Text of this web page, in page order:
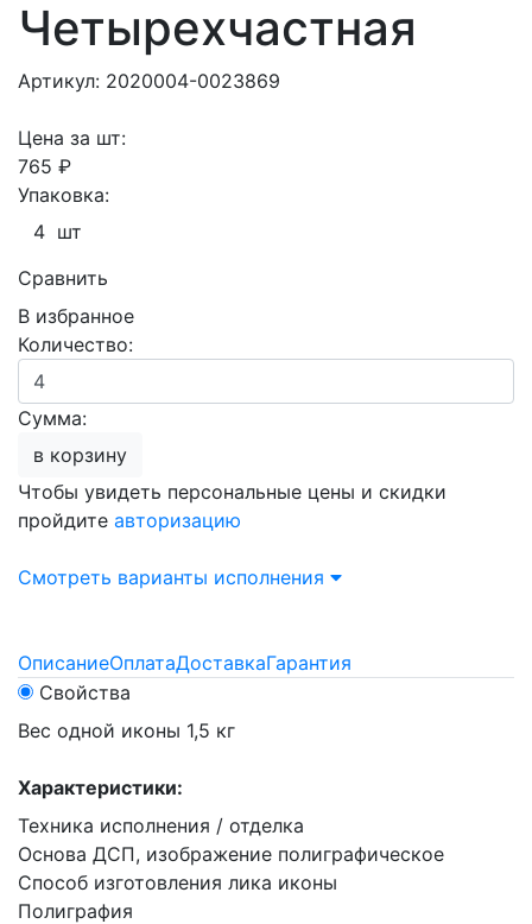
Четырехчастная
Артикул: 2020004-0023869
Цена за шт:
765 ₽
Упаковка:
4 шт
Сравнить
В избранное
Количество:
Сумма:
в корзину
Чтобы увидеть персональные цены и скидки
пройдите авторизацию
Смотреть варианты исполнения
ОписаниеОплатаДоставкаГарантия
Свойства
Вес одной иконы 1,5 кг
Характеристики:
Техника исполнения / отделка
Основа ДСП, изображение полиграфическое
Способ изготовления лика иконы
Полиграфия